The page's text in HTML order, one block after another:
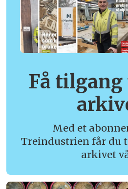
Få
Med et
Treindustrien får du
arkivet